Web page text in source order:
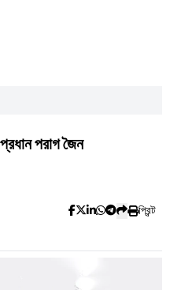
পরাগ জৈন
প্রিন্ট